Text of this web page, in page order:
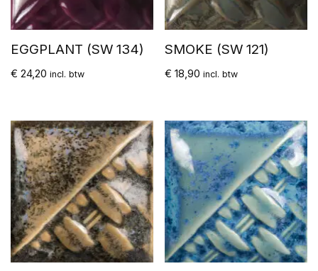
EGGPLANT (SW 134)
€ 24,20 incl. btw
SMOKE (SW 121)
€ 18,90 incl. btw